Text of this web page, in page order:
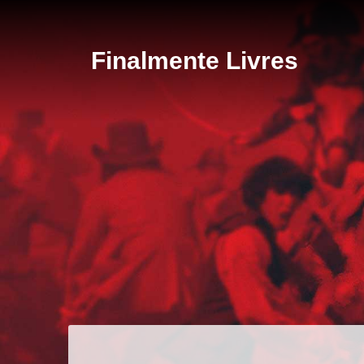
Finalmente Livres